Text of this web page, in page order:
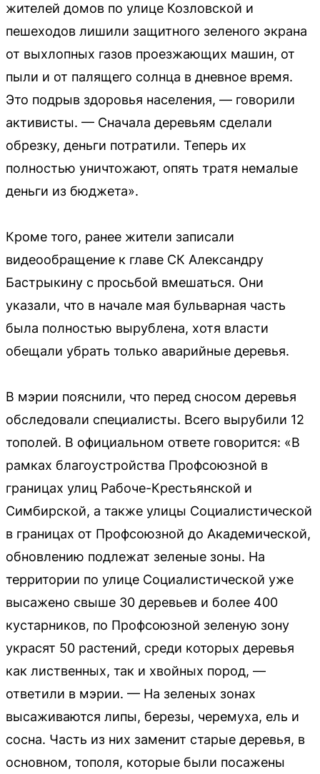
жителей домов по улице Козловской и
пешеходов лишили защитного зеленого экрана
от выхлопных газов проезжающих машин, от
пыли и от палящего солнца в дневное время.
Это подрыв здоровья населения, — говорили
активисты. — Сначала деревьям сделали
обрезку, деньги потратили. Теперь их
полностью уничтожают, опять тратя немалые
деньги из бюджета».
Кроме того, ранее жители записали
видеообращение к главе СК Александру
Бастрыкину с просьбой вмешаться. Они
указали, что в начале мая бульварная часть
была полностью вырублена, хотя власти
обещали убрать только аварийные деревья.
В мэрии пояснили, что перед сносом деревья
обследовали специалисты. Всего вырубили 12
тополей. В официальном ответе говорится: «В
рамках благоустройства Профсоюзной в
границах улиц Рабоче-Крестьянской и
Симбирской, а также улицы Социалистической
в границах от Профсоюзной до Академической,
обновлению подлежат зеленые зоны. На
территории по улице Социалистической уже
высажено свыше 30 деревьев и более 400
кустарников, по Профсоюзной зеленую зону
украсят 50 растений, среди которых деревья
как лиственных, так и хвойных пород, —
ответили в мэрии. — На зеленых зонах
высаживаются липы, березы, черемуха, ель и
сосна. Часть из них заменит старые деревья, в
основном, тополя, которые были посажены